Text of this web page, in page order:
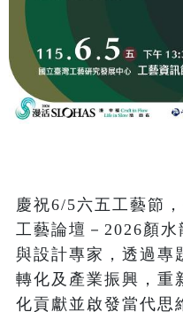
慶祝6/5六五工藝節
工藝論壇－2026顏
與設計專家，透過專
轉化及產業振興，重
化貢獻並啟發當代思